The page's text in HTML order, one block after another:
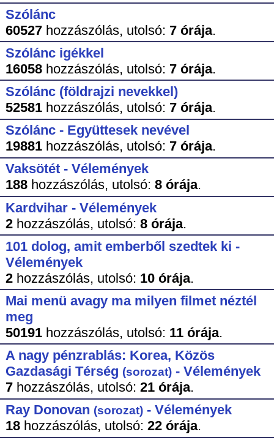
Szólánc
60527hozzászólás, utolsó: 7 órája.
Szólánc igékkel
16058hozzászólás, utolsó: 7 órája.
Szólánc (földrajzi nevekkel)
52581hozzászólás, utolsó: 7 órája.
Szólánc - Együttesek nevével
19881hozzászólás, utolsó: 7 órája.
Vaksötét - Vélemények
188hozzászólás, utolsó: 8 órája.
Kardvihar - Vélemények
2hozzászólás, utolsó: 8 órája.
101 dolog, amit emberből szedtek ki -
Vélemények
2hozzászólás, utolsó: 10 órája.
Mai menü avagy ma milyen filmet néztél
meg
50191hozzászólás, utolsó: 11 órája.
A nagy pénzrablás: Korea, Közös
Gazdasági Térség (sorozat)- Vélemények
7hozzászólás, utolsó: 21 órája.
Ray Donovan (sorozat)- Vélemények
18hozzászólás, utolsó: 22 órája.